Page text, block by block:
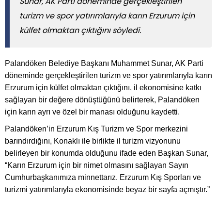
turizm ve spor yatırımlarıyla karın Erzurum için
külfet olmaktan çıktığını söyledi.
Palandöken Belediye Başkanı Muhammet Sunar, AK Parti
döneminde gerçekleştirilen turizm ve spor yatırımlarıyla karın
Erzurum için külfet olmaktan çıktığını, il ekonomisine katkı
sağlayan bir değere dönüştüğünü belirterek, Palandöken
için karın ayrı ve özel bir manası olduğunu kaydetti.
Palandöken’in Erzurum Kış Turizm ve Spor merkezini
barındırdığını, Konaklı ile birlikte il turizm vizyonunu
belirleyen bir konumda olduğunu ifade eden Başkan Sunar,
“Karın Erzurum için bir nimet olmasını sağlayan Sayın
Cumhurbaşkanımıza minnettarız. Erzurum Kış Sporları ve
turizmi yatırımlarıyla ekonomisinde beyaz bir sayfa açmıştır.”